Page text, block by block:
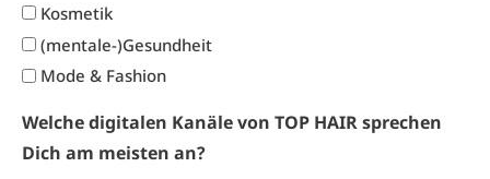
Kosmetik
(mentale-)Gesundheit
Mode & Fashion
Welche digitalen Kanäle von TOP HAIR sprechen
Dich am meisten an?